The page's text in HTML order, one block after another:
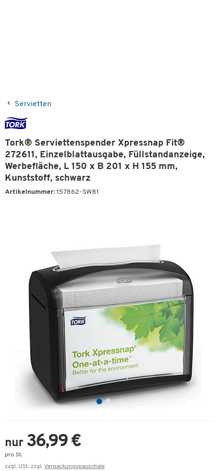
Servietten
Tork® Serviettenspender Xpressnap Fit®
272611, Einzelblattausgabe, Füllstandanzeige,
Werbefläche, L 150 x B 201 x H 155 mm,
Kunststoff, schwarz
Artikelnummer: 157862-SW81
nur 36,99 €
pro St.
zzgl. USt. zzgl. Verpackungspauschale